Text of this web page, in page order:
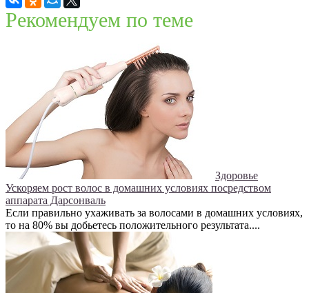
Рекомендуем по теме
Здоровье
Ускоряем рост волос в домашних условиях посредством
аппарата Дарсонваль
Если правильно ухаживать за волосами в домашних условиях,
то на 80% вы добьетесь положительного результата....